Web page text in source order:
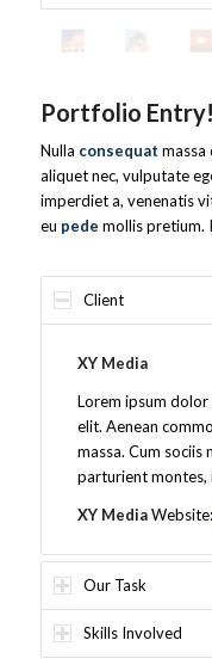
Portfolio Entry!
Nulla consequat massa
aliquet nec, vulputate
imperdiet a, venenatis
eu pede mollis pretium.
Client
XY Media
Lorem ipsum
elit. Aenean
massa. Cum sociis
parturient montes,
XY MediaWebsite:
Our Task
Skills Involved